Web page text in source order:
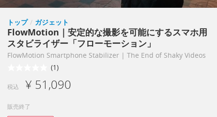
トップ / ガジェット
FlowMotion｜安定的な撮影を可能にするスマホ用
スタビライザー「フローモーション」
FlowMotion Smartphone Stabilizer | The End of Shaky Videos
(1)
税込 ¥ 51,090
販売終了